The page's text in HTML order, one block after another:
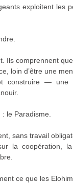
exploitent les
Ils comprennent
loin d’être une
— une
le Paradisme.
sans travail
la coopération,
ce que les